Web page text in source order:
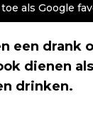
als Google
een drank
dienen
drinken.